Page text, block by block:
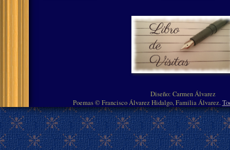
Diseño: Carmen Álvarez
Poemas © Francisco Álvarez Hidalgo, Familia Álvarez.